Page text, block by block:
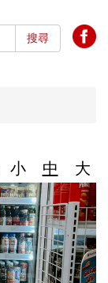
搜尋
小 中 大